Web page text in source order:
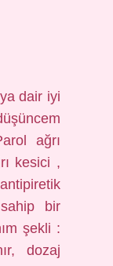
dair iyi
ağrı
kesici ,
bir
şekli :
dozaj